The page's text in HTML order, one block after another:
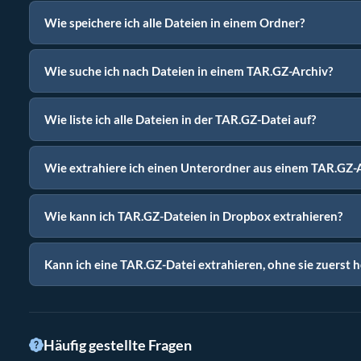
Wie speichere ich alle Dateien in einem Ordner?
Wie suche ich nach Dateien in einem TAR.GZ-Archiv?
Wie liste ich alle Dateien in der TAR.GZ-Datei auf?
Wie extrahiere ich einen Unterordner aus einem TAR.GZ-
Wie kann ich TAR.GZ-Dateien in Dropbox extrahieren?
Kann ich eine TAR.GZ-Datei extrahieren, ohne sie zuerst
Häufig gestellte Fragen